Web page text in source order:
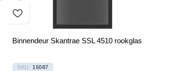
Binnendeur Skantrae SSL 4510 rookglas
SKU: 15087